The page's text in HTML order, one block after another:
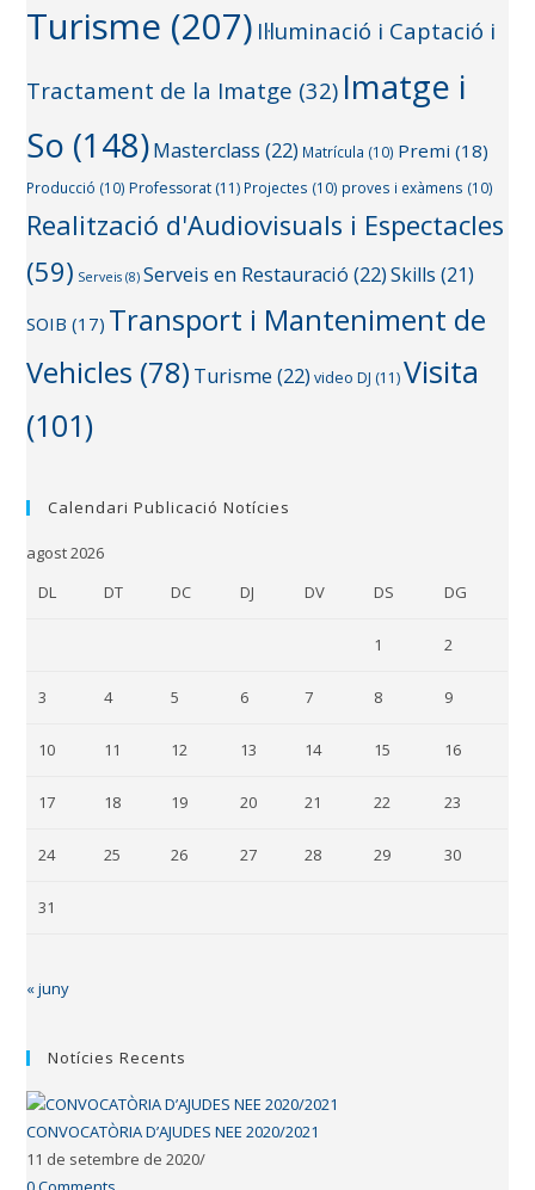
Turisme (207) Il·luminació i Captació i
Tractament de la Imatge (32) Imatge i
So (148)Masterclass (22) Matrícula (10) Premi (18)
Producció (10) Professorat (11) Projectes (10) proves i exàmens (10)
Realització d'Audiovisuals i Espectacles
(59) Serveis (8) Serveis en Restauració (22) Skills (21)
SOIB (17) Transport i Manteniment de
Vehicles (78) Turisme (22) video DJ (11) Visita
(101)
Calendari Publicació Notícies
agost 2026
DL
DT DC DJ DV DS DG
1 2
3 4 5 6 7 8 9
10 11 12 13 14 15 16
17 18 19 20 21 22 23
24 25 26 27 28 29 30
31
« juny
Notícies Recents
CONVOCATÒRIA D’AJUDES NEE 2020/2021
11 de setembre de 2020/